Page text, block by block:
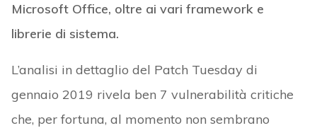
Microsoft Office, oltre ai vari framework e
librerie di sistema.
L’analisi in dettaglio del Patch Tuesday di
gennaio 2019 rivela ben 7 vulnerabilità critiche
che, per fortuna, al momento non sembrano